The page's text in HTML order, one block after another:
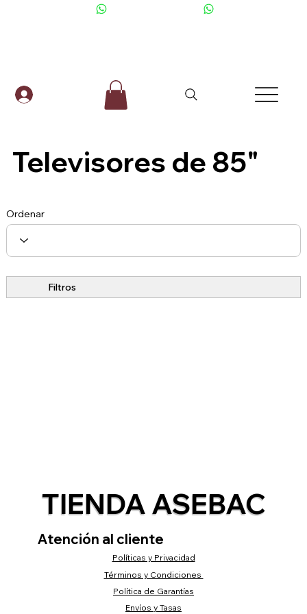
Televisores de 85"
Filtros
Ordenar
TIENDA ASEBAC
Atención al cliente
Políticas y Privacidad
Términos y Condiciones
Envíos y Tasas
Política de Garantías